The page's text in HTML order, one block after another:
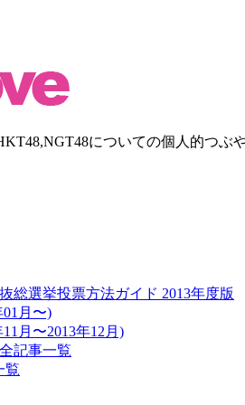
についての個人的つぶ
総選挙投票方法ガイド 2013年度版
月〜)
月〜2013年12月)
記事一覧
覧